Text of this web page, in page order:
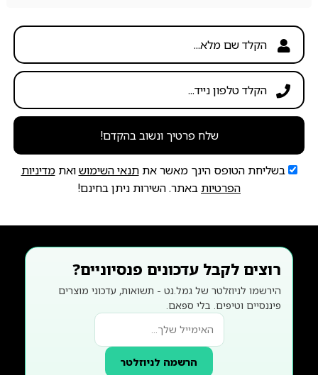
שלח פרטיך ונשוב בהקדם!
בשליחת הטופס הינך מאשר אתתנאי השימושואתמדיניות
הפרטיות באתר. השירות ניתן בחינם!
רוצים לקבל עדכונים פנסיוניים?
הירשמו לניוזלטר של גמל.נט - תשואות, עדכוני מוצרים
פיננסיים וטיפים. בלי ספאם.
הרשמה לניוזלטר